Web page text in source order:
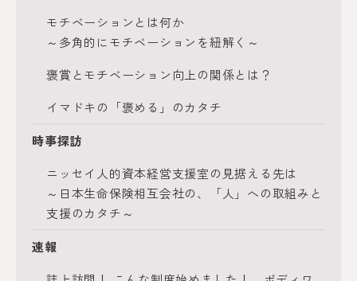
モチベーションとは何か
～多角的にモチベーションを紐解く～
褒賞とモチベーション向上の関係とは？
イマドキの「褒める」のカタチ
時事探訪
ニッセイ人的資本経営支援室の見据える先は
～日本生命保険相互会社の、「人」への取組みと
支援のカタチ～
速報